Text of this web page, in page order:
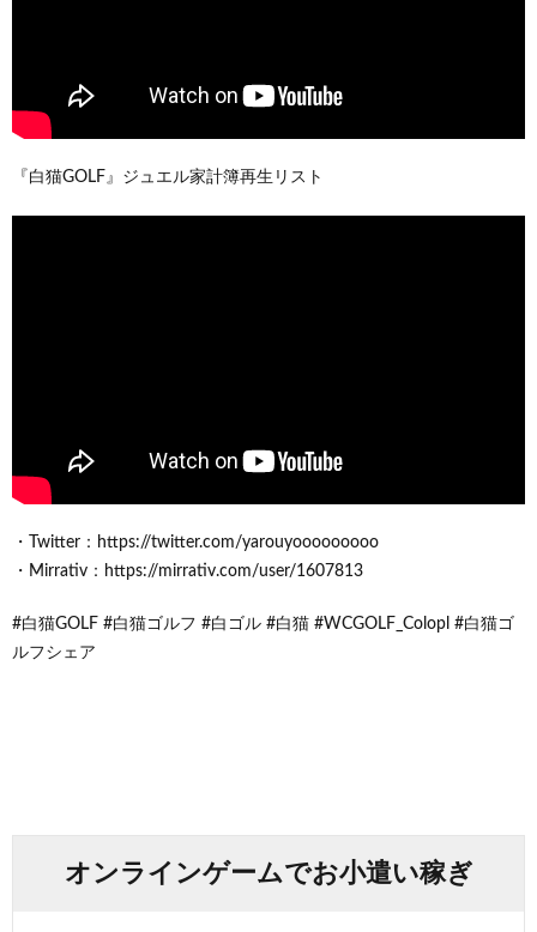
『白猫GOLF』ジュエル家計簿再生リスト
・Twitter：https://twitter.com/yarouyooooooooo
・Mirrativ：https://mirrativ.com/user/1607813
#白猫GOLF #白猫ゴルフ #白ゴル #白猫 #WCGOLF_Colopl #白猫ゴ
ルフシェア
オンラインゲームでお小遣い稼ぎ